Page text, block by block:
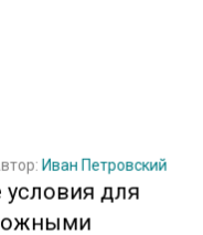
Иван Петровский
для